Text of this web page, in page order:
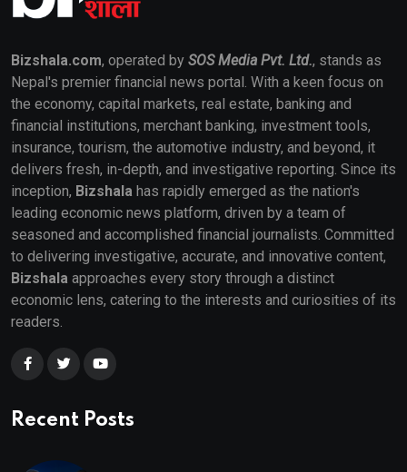
Bizshala.com, operated by SOS Media Pvt. Ltd., stands as
Nepal's premier financial news portal. With a keen focus on
the economy, capital markets, real estate, banking and
financial institutions, merchant banking, investment tools,
insurance, tourism, the automotive industry, and beyond, it
delivers fresh, in-depth, and investigative reporting. Since its
inception, Bizshala has rapidly emerged as the nation's
leading economic news platform, driven by a team of
seasoned and accomplished financial journalists. Committed
to delivering investigative, accurate, and innovative content,
Bizshala approaches every story through a distinct
economic lens, catering to the interests and curiosities of its
readers.
Recent Posts